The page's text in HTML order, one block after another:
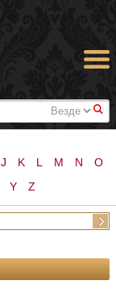
#
J K L M N
O
Y Z